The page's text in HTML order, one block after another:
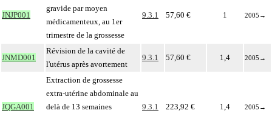
JNJP001
gravide par moyen
médicamenteux, au 1er
trimestre de la grossesse
9.3.1 57,60 € 1 2005 →
JNMD001
Révision de la cavité de
l'utérus après avortement
9.3.1 57,60 € 1,4 2005 →
JQGA001
Extraction de grossesse
extra-utérine abdominale au
delà de 13 semaines
9.3.1 223,92 € 1,4 2005 →